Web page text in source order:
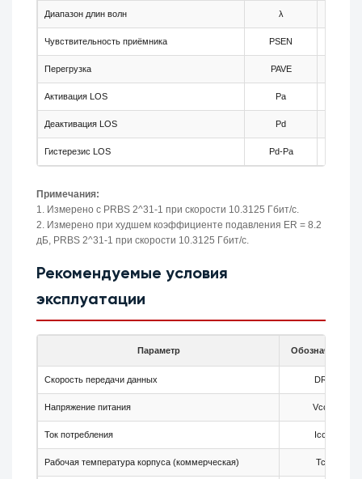
Диапазон длин волн λ
Чувствительность приёмника PSEN
Перегрузка PAVE
Активация LOS Pa
Деактивация LOS Pd
Гистерезис LOS Pd-Pa
Примечания:
1. Измерено с PRBS 2^31-1 при скорости 10.3125 Гбит/с.
2. Измерено при худшем коэффициенте подавления ER = 8.2
дБ, PRBS 2^31-1 при скорости 10.3125 Гбит/с.
Рекомендуемые условия
эксплуатации
Параметр Обозначение
Скорость передачи данных DR
Напряжение питания Vcc
Ток потребления Icc
Рабочая температура корпуса (коммерческая) Tc